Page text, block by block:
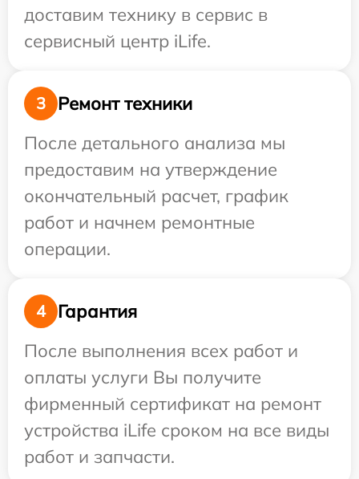
доставим технику в сервис в
сервисный центр iLife.
3
Ремонт техники
После детального анализа мы
предоставим на утверждение
окончательный расчет, график
работ и начнем ремонтные
операции.
4
Гарантия
После выполнения всех работ и
оплаты услуги Вы получите
фирменный сертификат на ремонт
устройства iLife сроком на все виды
работ и запчасти.